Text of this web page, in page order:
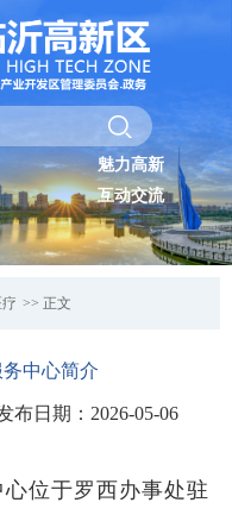
魅力高新
互动交流
>> 正文
中心简介
日期：2026-05-06
位于罗西办事处驻